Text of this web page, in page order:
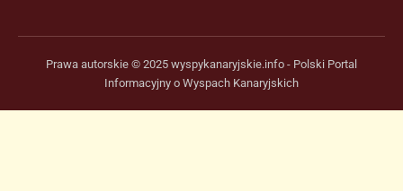
Prawa autorskie © 2025 wyspykanaryjskie.info - Polski Portal
Informacyjny o Wyspach Kanaryjskich